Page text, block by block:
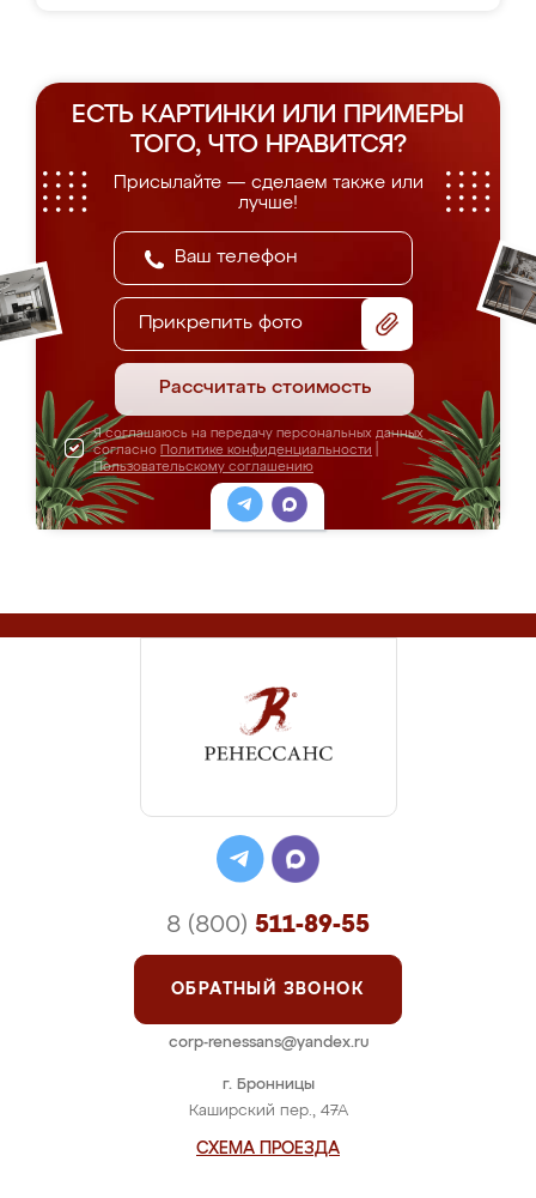
ЕСТЬ КАРТИНКИ ИЛИ ПРИМЕРЫ
ТОГО, ЧТО НРАВИТСЯ?
Присылайте — сделаем также или
лучше!
Прикрепить фото
Рассчитать стоимость
Я соглашаюсь на передачу персональных данных
согласно Политике конфиденциальности
Пользовательскому соглашению
г. Бронницы
Каширский пер., 47А
СХЕМА ПРОЕЗДА
8 (800) 511-89-55
ОБРАТНЫЙ ЗВОНОК
corp-renessans@yandex.ru